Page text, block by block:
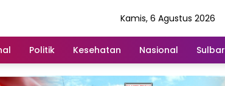
Kamis, 6 Agustus 2026
Politik Kesehatan Nasional Sulbar